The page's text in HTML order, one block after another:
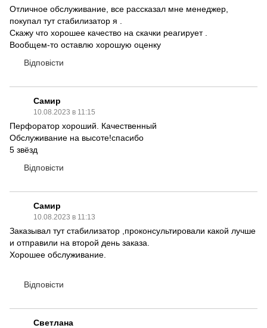
Отличное обслуживание, все рассказал мне менеджер,
покупал тут стабилизатор я .
Скажу что хорошее качество на скачки реагирует .
Вообщем-то оставлю хорошую оценку
Відповісти
Самир
10.08.2023 в 11:15
Перфоратор хороший. Качественный
Обслуживание на высоте!спасибо
5 звёзд
Відповісти
Самир
10.08.2023 в 11:13
Заказывал тут стабилизатор ,проконсультировали какой лучше
и отправили на второй день заказа.
Хорошее обслуживание.
Відповісти
Светлана